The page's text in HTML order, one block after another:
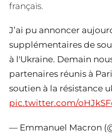
français.
J’ai pu annoncer
supplémentaires de
à l'Ukraine. Demain
partenaires réunis à
soutien à la résistance
pic.twitter.com/
— Emmanuel Macron